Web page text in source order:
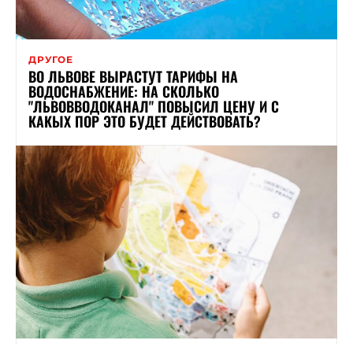
ДРУГОЕ
ВО ЛЬВОВЕ ВЫРАСТУТ ТАРИФЫ НА
ВОДОСНАБЖЕНИЕ: НА СКОЛЬКО
"ЛЬВОВВОДОКАНАЛ" ПОВЫСИЛ ЦЕНУ И С
КАКЫХ ПОР ЭТО БУДЕТ ДЕЙСТВОВАТЬ?